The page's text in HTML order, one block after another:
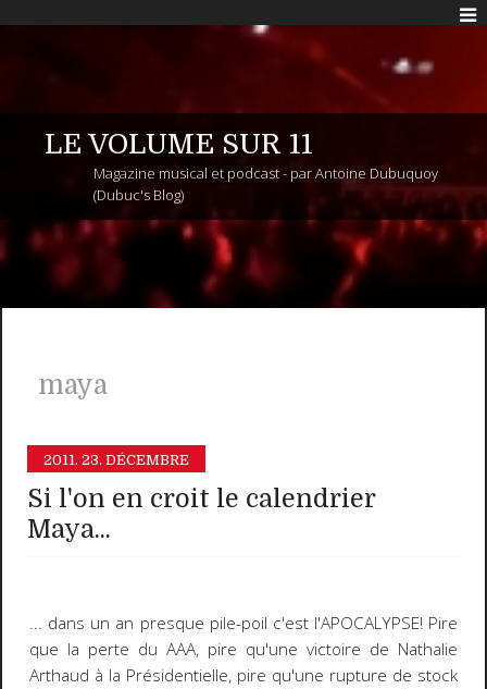
LE VOLUME SUR 11
Magazine musical et podcast - par Antoine Dubuquoy
(Dubuc's Blog)
maya
2011. 23. DÉCEMBRE
Si l'on en croit le calendrier
Maya...
... dans un an presque pile-poil c'est l'APOCALYPSE! Pire
que la perte du AAA, pire qu'une victoire de Nathalie
Arthaud à la Présidentielle, pire qu'une rupture de stock